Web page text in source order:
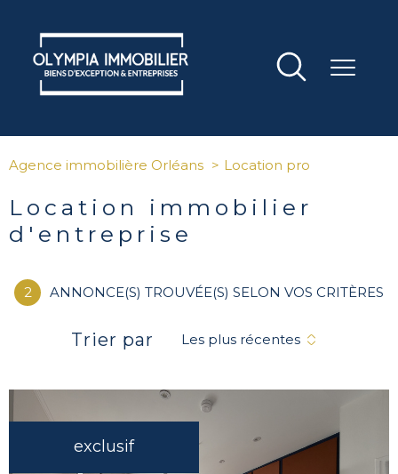
Agence immobilière Orléans Location pro
Location immobilier
d'entreprise
2 ANNONCE(S) TROUVÉE(S) SELON VOS CRITÈRES
Trier par Les plus récentes
exclusif